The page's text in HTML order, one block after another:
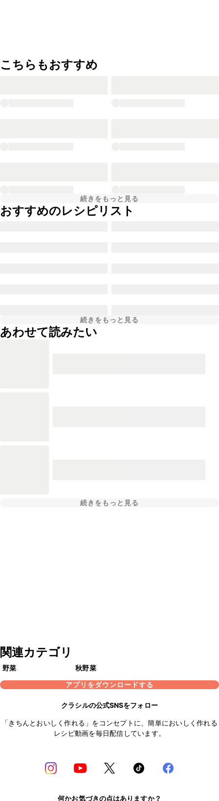
こちらもおすすめ
続きをもっと見る
おすすめのレシピリスト
続きをもっと見る
あわせて読みたい
続きをもっと見る
関連カテゴリ
野菜
秋野菜
アプリをダウンロードする
クラシルの公式SNSをフォロー
「きちんとおいしく作れる」をコンセプトに、簡単においしく作れる
レシピ動画を毎日配信しています。
何かお気づきの点はありますか？